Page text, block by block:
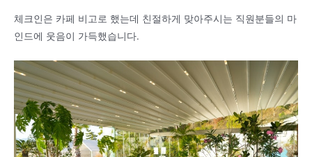
체크인은 카페 비고로 했는데 친절하게 맞아주시는 직원분들의 마
인드에 웃음이 가득했습니다.